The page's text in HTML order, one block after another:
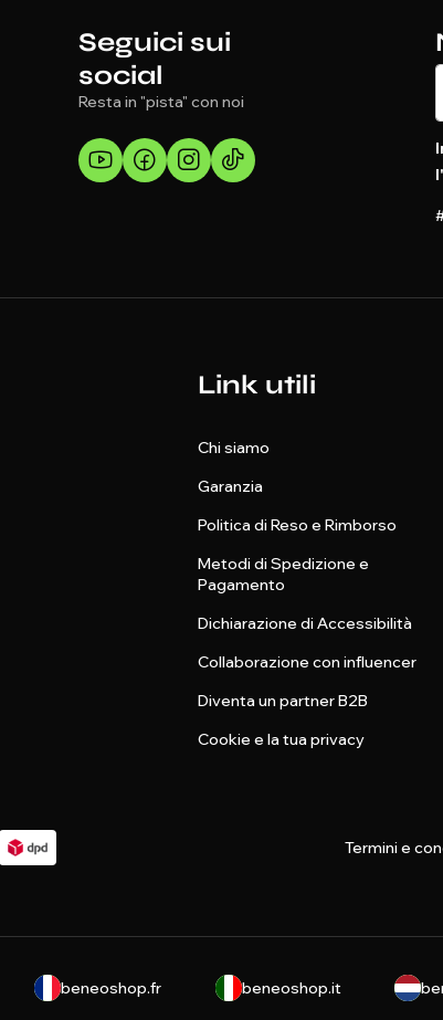
Seguici sui
social
Resta in "pista" con noi
Link utili
Chi siamo
Garanzia
Politica di Reso e Rimborso
Metodi di Spedizione e
Pagamento
Dichiarazione di Accessibilità
Collaborazione con influencer
Diventa un partner B2B
Cookie e la tua privacy
Termini e
beneoshop.fr beneoshop.it